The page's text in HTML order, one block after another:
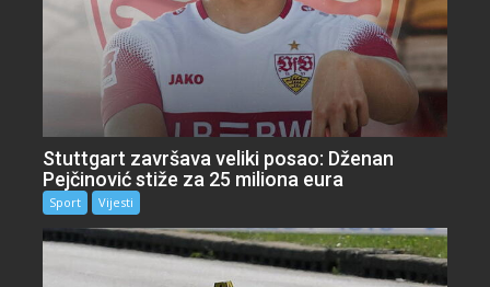
Stuttgart završava veliki posao: Dženan
Pejčinović stiže za 25 miliona eura
Sport Vijesti